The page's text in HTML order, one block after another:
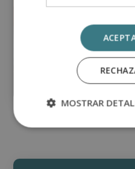
Máster en
MOSTRAR